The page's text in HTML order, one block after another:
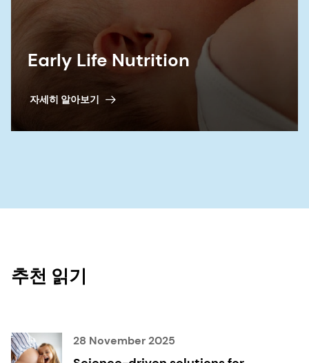
Early Life Nutrition
자세히 알아보기
추천 읽기
28 November 2025